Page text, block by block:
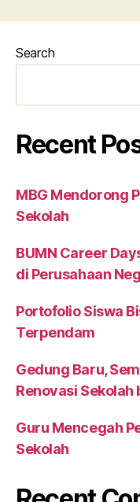
Search
Recent
MBG Mendorong
Sekolah
BUMN Career
di Perusahaan
Portofolio Siswa
Terpendam
Gedung Baru,
Renovasi
Guru Mencegah
Sekolah